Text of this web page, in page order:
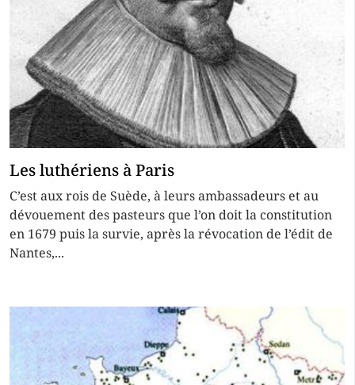
Les luthériens à Paris
C’est aux rois de Suède, à leurs ambassadeurs et au
dévouement des pasteurs que l’on doit la constitution
en 1679 puis la survie, après la révocation de l’édit de
Nantes,...